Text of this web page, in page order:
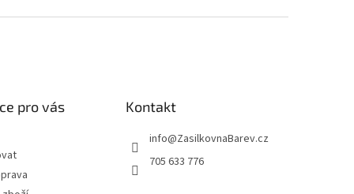
pro vás Kontakt
info@ZasilkovnaBarev.cz
705 633 776